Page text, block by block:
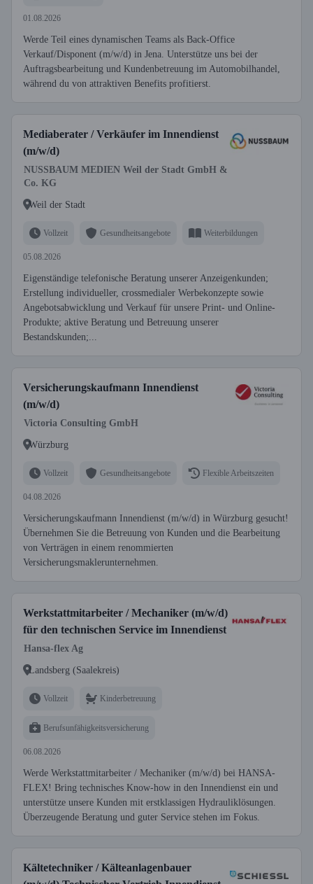
01.08.2026
Werde Teil eines dynamischen Teams als Back-Office
Verkauf/Disponent (m/w/d) in Jena. Unterstütze uns bei der
Auftragsbearbeitung und Kundenbetreuung im Automobilhandel,
während du von attraktiven Benefits profitierst.
Mediaberater / Verkäufer im Innendienst
(m/w/d)
NUSSBAUM MEDIEN Weil der Stadt GmbH &
Co. KG
Weil der Stadt
Vollzeit Gesundheitsangebote Weiterbildungen
05.08.2026
Eigenständige telefonische Beratung unserer Anzeigenkunden;
Erstellung individueller, crossmedialer Werbekonzepte sowie
Angebotsabwicklung und Verkauf für unsere Print- und Online-
Produkte; aktive Beratung und Betreuung unserer
Bestandskunden;...
Versicherungskaufmann Innendienst
(m/w/d)
Victoria Consulting GmbH
Würzburg
Vollzeit Gesundheitsangebote Flexible Arbeitszeiten
04.08.2026
Versicherungskaufmann Innendienst (m/w/d) in Würzburg gesucht!
Übernehmen Sie die Betreuung von Kunden und die Bearbeitung
von Verträgen in einem renommierten
Versicherungsmaklerunternehmen.
Werkstattmitarbeiter / Mechaniker (m/w/d)
für den technischen Service im Innendienst
Hansa-flex Ag
Landsberg (Saalekreis)
Vollzeit Kinderbetreuung
Berufsunfähigkeitsversicherung
06.08.2026
Werde Werkstattmitarbeiter / Mechaniker (m/w/d) bei HANSA-
FLEX! Bring technisches Know-how in den Innendienst ein und
unterstütze unsere Kunden mit erstklassigen Hydrauliklösungen.
Überzeugende Beratung und guter Service stehen im Fokus.
Kältetechniker / Kälteanlagenbauer